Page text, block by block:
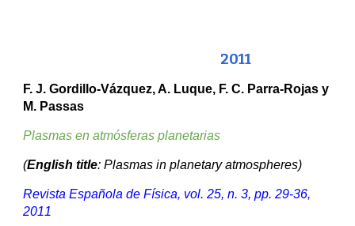
2011
F. J. Gordillo-Vázquez, A. Luque, F. C. Parra-Rojas y
M. Passas
Plasmas en atmósferas planetarias
(English title: Plasmas in planetary atmospheres)
Revista Española de Física, vol. 25, n.3, pp. 29-36,
2011